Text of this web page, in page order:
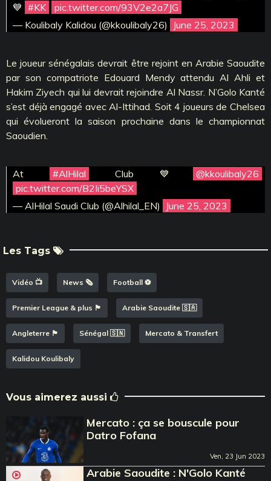
💙 #KK
pic.twitter.com/93V2e2a7JG
— Koulibaly Kalidou (@kkoulibaly26)
June 25, 2023
Le joueur sénégalais devrait être rejoint en Arabie Saoudite
par son compatriote Edouard Mendy attendu Al Ahli et
Hakim Ziyech qui lui devrait rejoindre Al Nassr. N’Golo Kanté
s’est déjà engagé avec Al-Ittihad. Soit 4 joueurs de Chelsea
qui évolueront la saison prochaine dans le championnat
Saoudien.
At #AlHilal Club 💙
@kkoulibaly26
pic.twitter.com/B2Ii5beYSX
— AlHilal Saudi Club (@Alhilal_EN)
June 25, 2023
Les Tags
Vidéo 📺 News 🗞️ Football ⚽️
Premier League & plus 🏴󠁧󠁢󠁥󠁮󠁧󠁿 Arabie Saoudite 🇸🇦
Angleterre 🏴󠁧󠁢󠁥󠁮󠁧󠁿 Sénégal 🇸🇳 Mercato & Transfert
Kalidou Koulibaly
Vous aimerez aussi
Mercato : ça se bouscule pour
Datro Fofana
Ven, 23 Jun 2023
Arabie Saoudite : N'Golo Kanté